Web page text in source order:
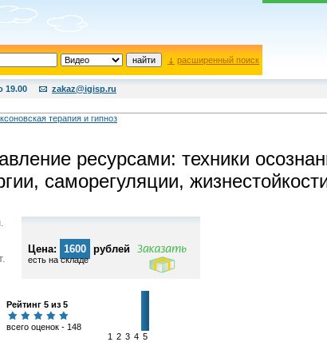
расширенный поиск
19.00 zakaz@igisp.ru
терапия и гипноз
ресурсами: техники
саморегуляции,
Цена: 1600 рублей
есть на складе
Рейтинг 5 из 5
всего оценок - 148
1 2 3 4 5